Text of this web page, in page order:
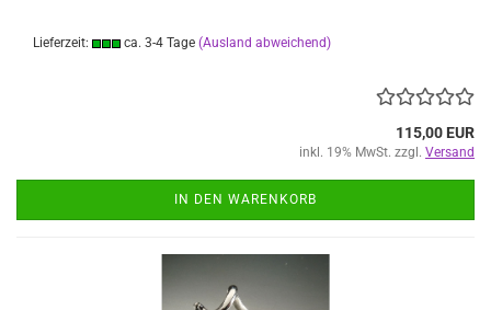
Lieferzeit: ca. 3-4 Tage (Ausland abweichend)
115,00 EUR
inkl. 19% MwSt. zzgl. Versand
IN DEN WARENKORB